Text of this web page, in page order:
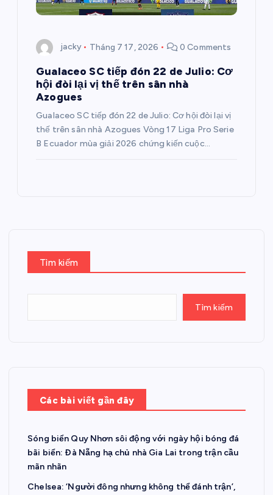
jacky Tháng 7 17, 2026 0 Comments
Gualaceo SC tiếp đón 22 de Julio: Cơ
hội đòi lại vị thế trên sân nhà
Azogues
Gualaceo SC tiếp đón 22 de Julio: Cơ hội đòi lại vị
thế trên sân nhà Azogues Vòng 17 Liga Pro Serie
B Ecuador mùa giải 2026 chứng kiến cuộc…
Tìm kiếm
Tìm kiếm
Các bài viết gần đây
Sóng biển Quy Nhơn sôi động với ngày hội bóng đá
bãi biển: Đà Nẵng hạ chủ nhà Gia Lai trong trận cầu
mãn nhãn
Chelsea: ‘Người đông nhưng không thể đánh trận’,